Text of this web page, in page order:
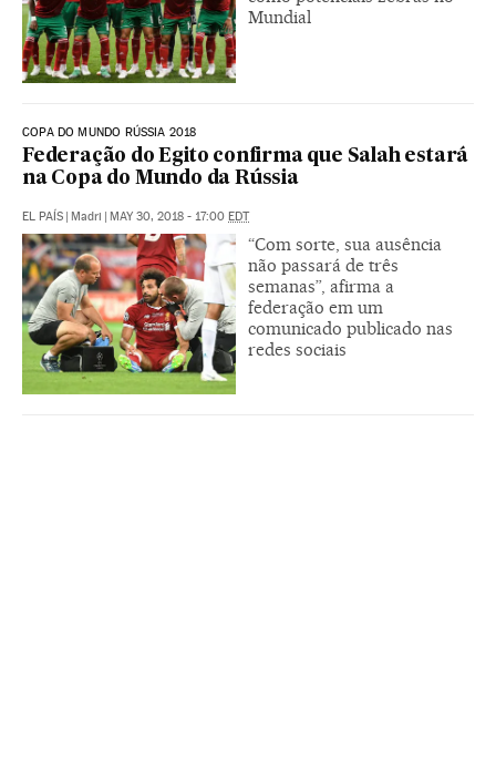
Mundial
COPA DO MUNDO RÚSSIA 2018
Federação do Egito confirma que Salah estará
na Copa do Mundo da Rússia
EL PAÍS | Madri | MAY 30, 2018 - 17:00 EDT
“Com sorte, sua ausência
não passará de três
semanas”, afirma a
federação em um
comunicado publicado nas
redes sociais